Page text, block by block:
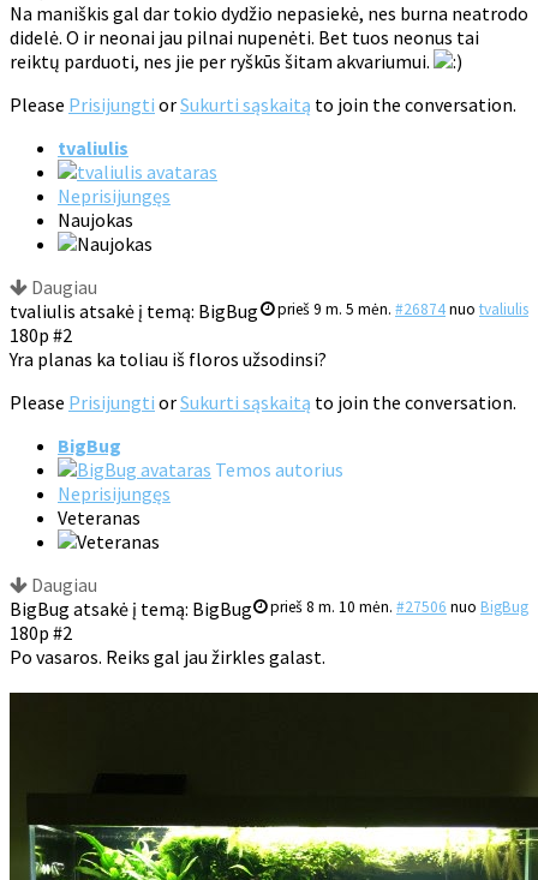
Na maniškis gal dar tokio dydžio nepasiekė, nes burna neatrodo
didelė. O ir neonai jau pilnai nupenėti. Bet tuos neonus tai
reiktų parduoti, nes jie per ryškūs šitam akvariumui.
Please Prisijungti orSukurti sąskaitą to join the conversation.
tvaliulis
Neprisijungęs
Naujokas
Daugiau
prieš 9 m. 5 mėn. #26874nuo tvaliulis
tvaliulis atsakė į temą: BigBug
180p #2
Yra planas ka toliau iš floros užsodinsi?
Please Prisijungti orSukurti sąskaitą to join the conversation.
BigBug
Temos autorius
Neprisijungęs
Veteranas
Daugiau
prieš 8 m. 10 mėn. #27506 nuo BigBug
BigBug atsakė į temą: BigBug
180p #2
Po vasaros. Reiks gal jau žirkles galast.